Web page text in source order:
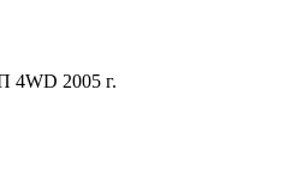
4WD 2005 г.